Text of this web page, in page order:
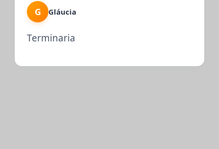
G Gláucia
Terminaria